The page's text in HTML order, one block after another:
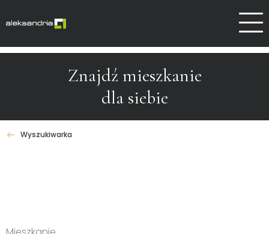
Znajdź mieszkanie
dla siebie
Wyszukiwarka